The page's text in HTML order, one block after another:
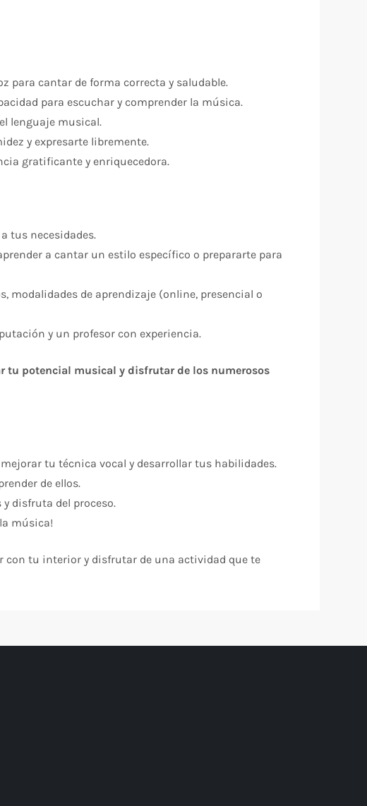
para cantar de forma correcta y saludable.
para escuchar y comprender la música.
lenguaje musical.
y expresarte libremente.
gratificante y enriquecedora.
tus necesidades.
a cantar un estilo específico o prepararte para
modalidades de aprendizaje (online, presencial o
y un profesor con experiencia.
tu potencial musical y disfrutar de los numerosos
tu técnica vocal y desarrollar tus habilidades.
de ellos.
disfruta del proceso.
música!
tu interior y disfrutar de una actividad que te